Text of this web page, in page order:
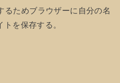
るためブラウザーに自分の名
を保存する。